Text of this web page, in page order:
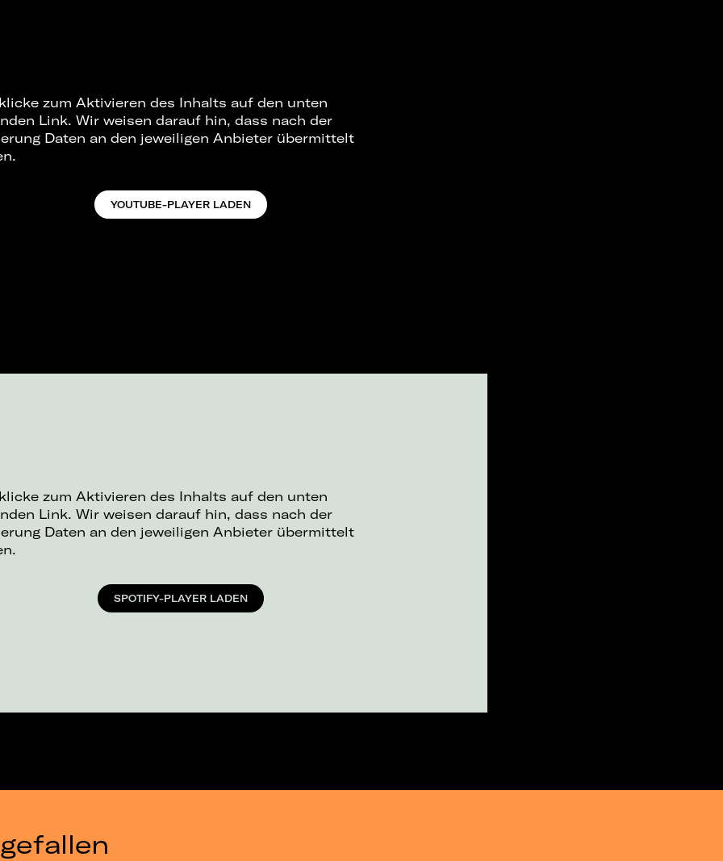
zum Aktivieren des Inhalts auf den unten
Link. Wir weisen darauf hin, dass nach der
Daten an den jeweiligen Anbieter übermittelt
YOUTUBE-PLAYER LADEN
zum Aktivieren des Inhalts auf den unten
Link. Wir weisen darauf hin, dass nach der
Daten an den jeweiligen Anbieter übermittelt
SPOTIFY-PLAYER LADEN